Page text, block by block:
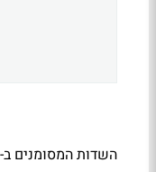
השדות המסומנים ב-